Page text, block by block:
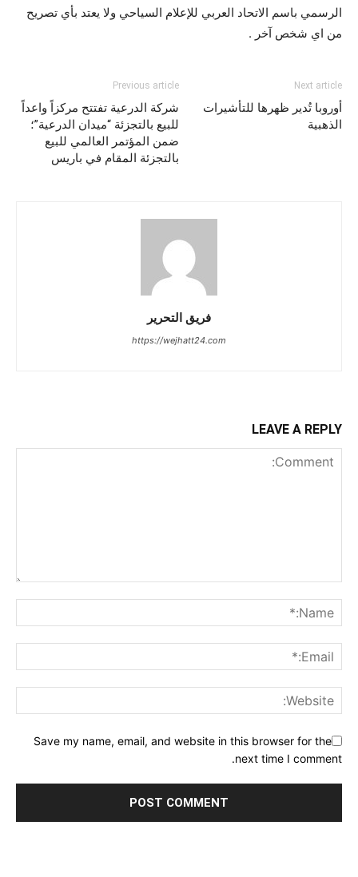
الرسمي باسم الاتحاد العربي للإعلام السياحي ولا يعتد بأي تصريح
من اي شخص آخر .
Previous article
شركة الدرعية تفتتح مركزاً واعداً
للبيع بالتجزئة “ميدان الدرعية”؛
ضمن المؤتمر العالمي للبيع
بالتجزئة المقام في باريس
Next article
أوروبا تُدير ظهرها للتأشيرات
الذهبية
فريق التحرير
https://wejhatt24.com
LEAVE A REPLY
Save my name, email, and website in this browser for the
next time I comment.